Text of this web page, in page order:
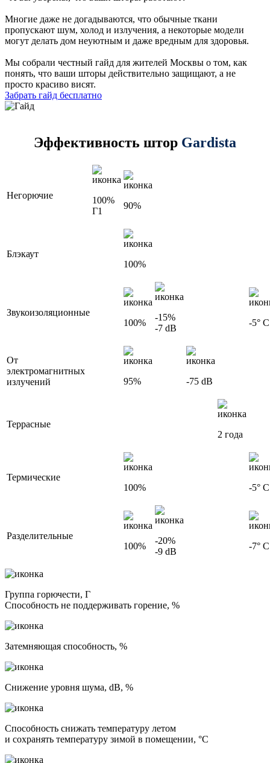
Многие даже не догадываются, что обычные ткани
пропускают шум, холод и излучения, а некоторые модели
могут делать дом неуютным и даже вредным для здоровья.
Мы собрали честный гайд для жителей Москвы о том, как
понять, что ваши шторы действительно защищают, а не
просто красиво висят.
Забрать гайд бесплатно
Эффективность штор Gardista
Негорючие
100%
Г1
90%
Блэкаут
100%
Звукоизоляционные
100%
-15%
-7 dB
-5° С
От
электромагнитных
излучений
95% -75 dB
Террасные
2 года
Термические
100%
-5° С
Разделительные
100%
-20%
-9 dB
-7° С
Группа горючести, Г
Способность не поддерживать горение, %
Затемняющая способность, %
Снижение уровня шума, dB, %
Способность снижать температуру летом
и сохранять температуру зимой в помещении, °С